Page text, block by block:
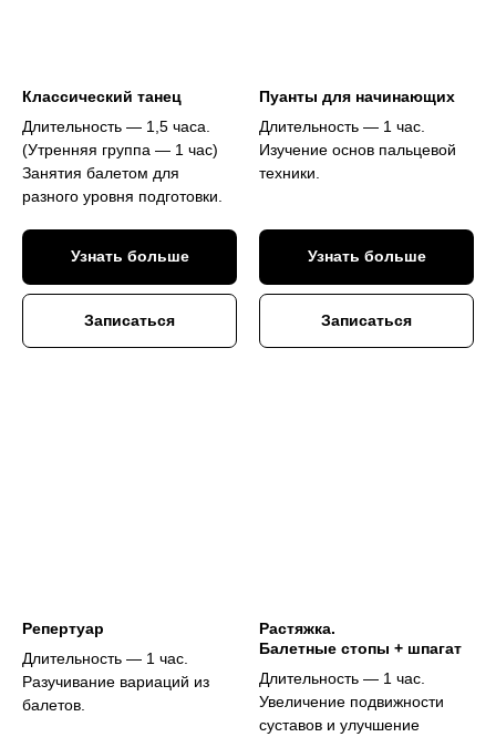
Классический танец
Длительность — 1,5 часа.
(Утренняя группа — 1 час)
Занятия балетом для
разного уровня подготовки.
Узнать больше
Записаться
Пуанты для начинающих
Длительность — 1 час.
Изучение основ пальцевой
техники.
Узнать больше
Записаться
Репертуар
Длительность — 1 час.
Разучивание вариаций из
балетов.
Растяжка.
Балетные стопы + шпагат
Длительность — 1 час.
Увеличение подвижности
суставов и улучшение